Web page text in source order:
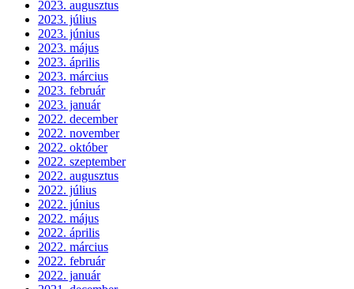
2023. augusztus
2023. július
2023. június
2023. május
2023. április
2023. március
2023. február
2023. január
2022. december
2022. november
2022. október
2022. szeptember
2022. augusztus
2022. július
2022. június
2022. május
2022. április
2022. március
2022. február
2022. január